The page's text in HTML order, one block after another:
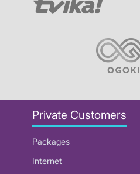
Private Customers
Packages
Internet